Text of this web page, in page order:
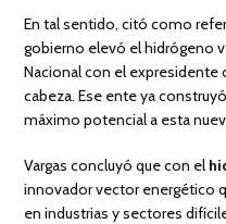
En tal sentido, citó como
gobierno elevó el hidrógeno
Nacional con el expresidente
cabeza. Ese ente ya
máximo potencial a esta
Vargas concluyó que con el
innovador vector energético
en industrias y sectores